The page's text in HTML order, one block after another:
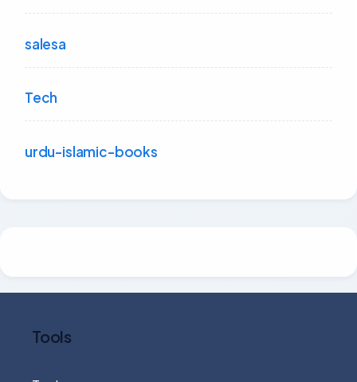
salesa
Tech
urdu-islamic-books
Tools